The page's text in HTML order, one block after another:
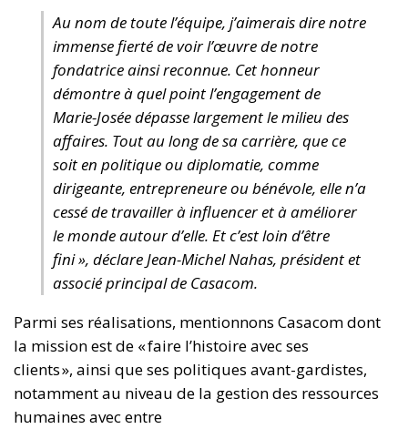
Au nom de toute l’équipe, j’aimerais dire notre
immense fierté de voir l’œuvre de notre
fondatrice ainsi reconnue. Cet honneur
démontre à quel point l’engagement de
Marie-Josée dépasse largement le milieu des
affaires. Tout au long de sa carrière, que ce
soit en politique ou diplomatie, comme
dirigeante, entrepreneure ou bénévole, elle n’a
cessé de travailler à influencer et à améliorer
le monde autour d’elle. Et c’est loin d’être
fini », déclare Jean-Michel Nahas, président et
associé principal de Casacom.
Parmi ses réalisations, mentionnons Casacom dont
la mission est de « faire l’histoire avec ses
clients », ainsi que ses politiques avant-gardistes,
notamment au niveau de la gestion des ressources
humaines avec entre